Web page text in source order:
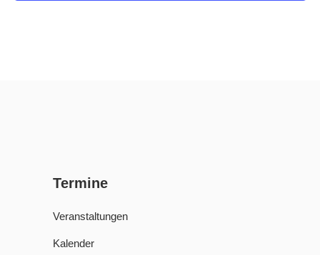
Termine
Veranstaltungen
Kalender